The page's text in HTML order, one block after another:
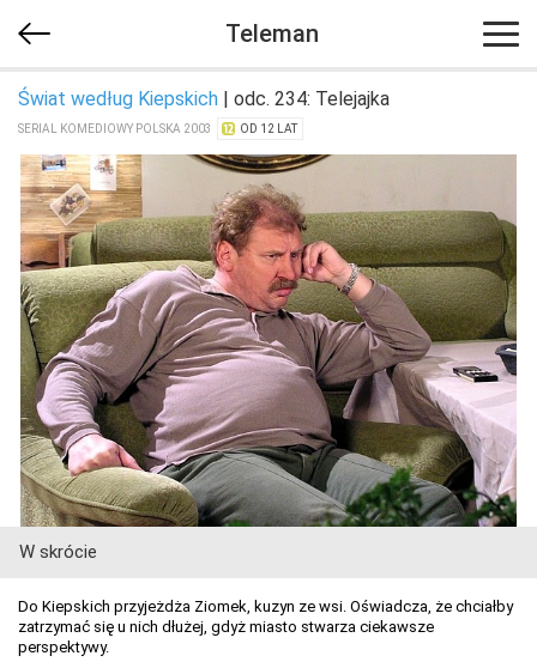
Teleman
Świat według Kiepskich | odc. 234: Telejajka
SERIAL KOMEDIOWY POLSKA 2003 OD 12 LAT
W skrócie
Do Kiepskich przyjeżdża Ziomek, kuzyn ze wsi. Oświadcza, że chciałby
zatrzymać się u nich dłużej, gdyż miasto stwarza ciekawsze
perspektywy.